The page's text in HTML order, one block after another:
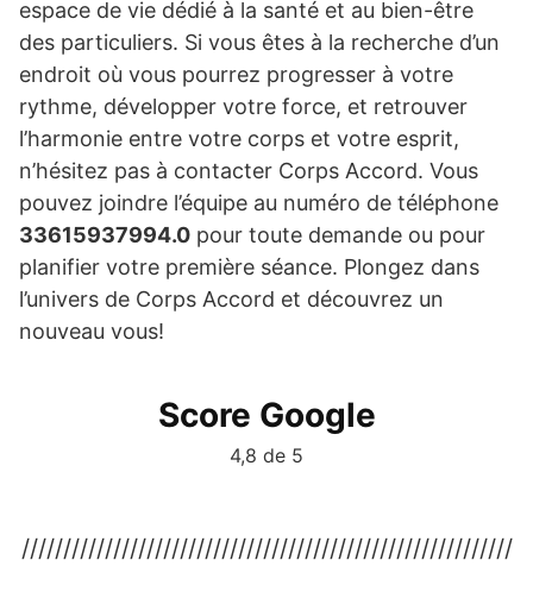
espace de vie dédié à la santé et au bien-être
des particuliers. Si vous êtes à la recherche d’un
endroit où vous pourrez progresser à votre
rythme, développer votre force, et retrouver
l’harmonie entre votre corps et votre esprit,
n’hésitez pas à contacter Corps Accord. Vous
pouvez joindre l’équipe au numéro de téléphone
33615937994.0 pour toute demande ou pour
planifier votre première séance. Plongez dans
l’univers de Corps Accord et découvrez un
nouveau vous!
Score Google
4,8 de 5
///////////////////////////////////////////////////////////